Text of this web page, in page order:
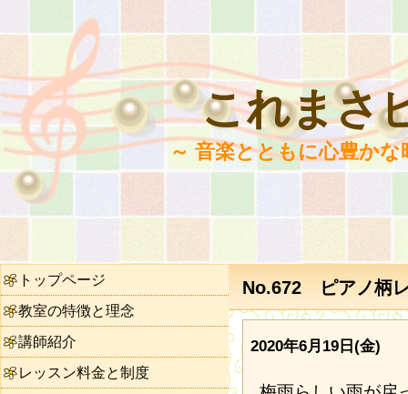
これまさ
～ 音楽とともに心豊か
No.672 ピアノ柄
2020年6月19日(金)
トップページ
教室の特徴と理念
講師紹介
レッスン料金と制度